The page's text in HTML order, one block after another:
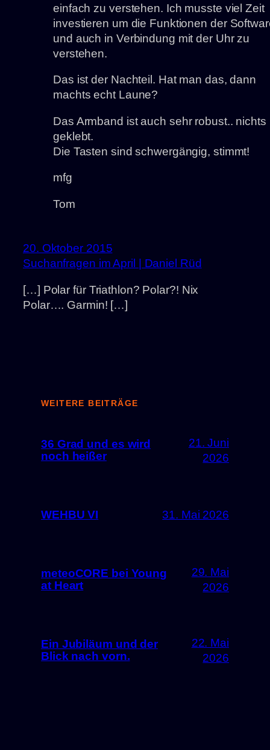
einfach zu verstehen. Ich musste viel Zeit
investieren um die Funktionen der
und auch in Verbindung mit der Uhr zu
verstehen.
Das ist der Nachteil. Hat man das, dann
machts echt Laune?
Das Armband ist auch sehr robust.. nichts
geklebt.
Die Tasten sind schwergängig, stimmt!
mfg
Tom
20. Oktober 2015
Suchanfragen im April | Daniel Rüd
[…] Polar für Triathlon? Polar?! Nix
Polar…. Garmin! […]
WEITERE BEITRÄGE
36 Grad und es wird
noch heißer
21. Juni
2026
WEHBU VI 31. Mai 2026
meteoCORE bei Young
at Heart
29. Mai
2026
Ein Jubiläum und der
Blick nach vorn.
22. Mai
2026